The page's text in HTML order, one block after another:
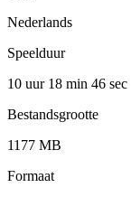
Nederlands
Speelduur
10 uur 18 min 46 sec
Bestandsgrootte
1177 MB
Formaat